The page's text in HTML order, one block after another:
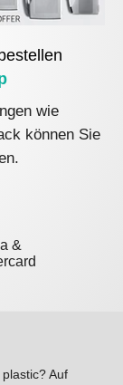
wie
können Sie
Auf